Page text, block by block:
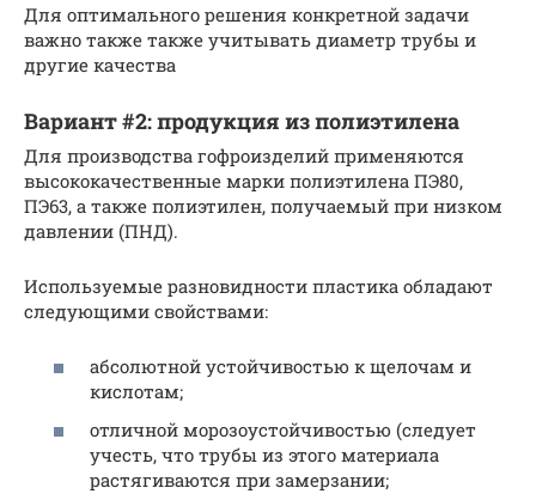
Для оптимального решения конкретной задачи
важно также также учитывать диаметр трубы и
другие качества
Вариант #2: продукция из полиэтилена
Для производства гофроизделий применяются
высококачественные марки полиэтилена ПЭ80,
ПЭ63, а также полиэтилен, получаемый при низком
давлении (ПНД).
Используемые разновидности пластика обладают
следующими свойствами:
абсолютной устойчивостью к щелочам и
кислотам;
отличной морозоустойчивостью (следует
учесть, что трубы из этого материала
растягиваются при замерзании;